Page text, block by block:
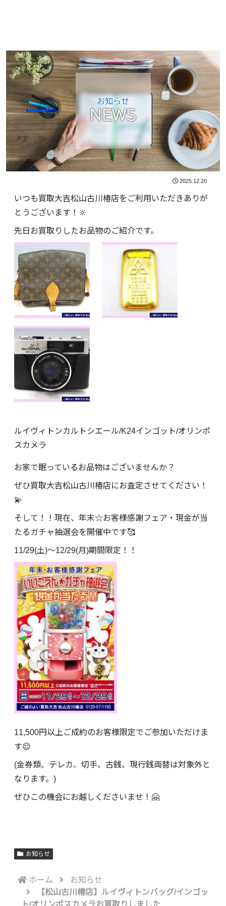
お知らせ
NEWS
2025.12.20
いつも買取大吉松山古川椿店をご利用いただきありが
とうございます！🔆
先日お買取りしたお品物のご紹介です。
ルイヴィトンカルトシエール/K24インゴット/オリンポ
スカメラ
お家で眠っているお品物はございませんか？
ぜひ買取大吉松山古川椿店にお査定させてください！
💫
そして！！現在、年末☆お客様感謝フェア・現金が当
たるガチャ抽選会を開催中です🥰
11/29(土)～12/29(月)期間限定！！
11,500円以上ご成約のお客様限定でご参加いただけま
す😌
(金券類、テレカ、切手、古銭、現行銭両替は対象外と
なります。)
ぜひこの機会にお越しくださいませ！🤗
お知らせ
ホーム
お知らせ
【松山古川椿店】ルイヴィトンバッグ/インゴッ
ト/オリンポスカメラお買取りしました